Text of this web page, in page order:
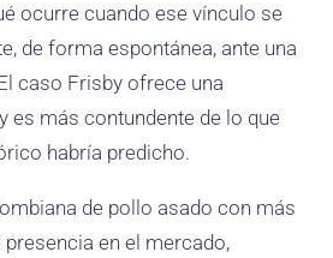
ocurre cuando ese vínculo se
de forma espontánea, ante una
caso Frisby ofrece una
es más contundente de lo que
habría predicho.
de pollo asado con más
en el mercado,